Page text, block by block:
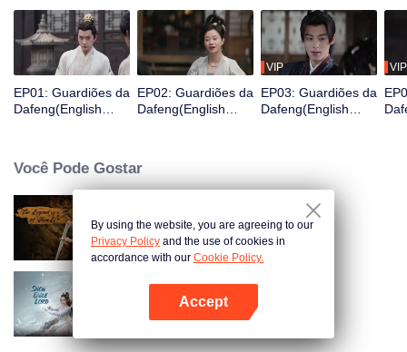
Abra o programa
Guardião.
EP01: Guardiões da
Dafeng(English
EP02: Guardiões da
Dafeng(English
VIP
EP03: Guardiões da
Dafeng(English
VIP
Você Pode Gostar
A Lenda de Shen Li
Senhor Águia da Neve
By using the website, you are agreeing to our
Privacy Policy and the use of cookies in
accordance with our Cookie Policy.
Accept